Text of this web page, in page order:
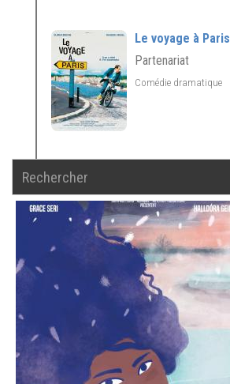
Le voyage à Paris
Partenariat
Comédie dramatique